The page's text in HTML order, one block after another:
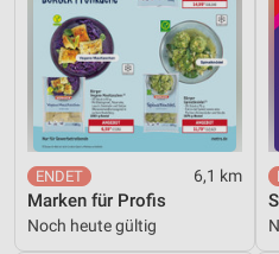
6,1 km
Marken für Profis
Noch heute gültig
IAB-Besonderheiten:
Verwendung genauer
Geräte anhand von aktiv
Informationen identifizieren
Nicht-IAB-Verarbeitungszwecke:
Notwendig